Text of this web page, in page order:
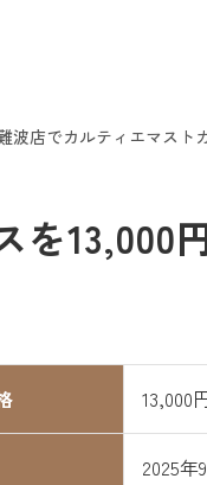
波店でカルティエマスト
を13,000
13,000
2025年